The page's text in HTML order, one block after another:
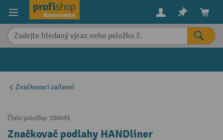
content
Značkovací zařízení
Číslo položky: 100491
Značkovač podlahy HANDliner